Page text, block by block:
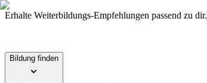
Erhalte Weiterbildungs-Empfehlungen passend zu dir.
Bildung finden